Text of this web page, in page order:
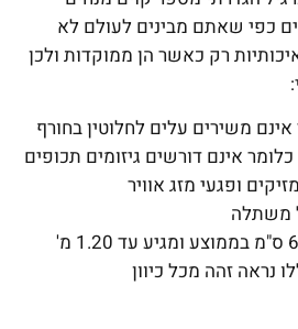
כפי שאתם מבינים לעולם לא
רק כאשר הן ממוקדות ולכן
אינם משירים עלים לחלוטין בחורף
אינם דורשים גיזומים תכופים
ופגעי מזג אוויר
משתלה
נראה זהה מכל כיוון